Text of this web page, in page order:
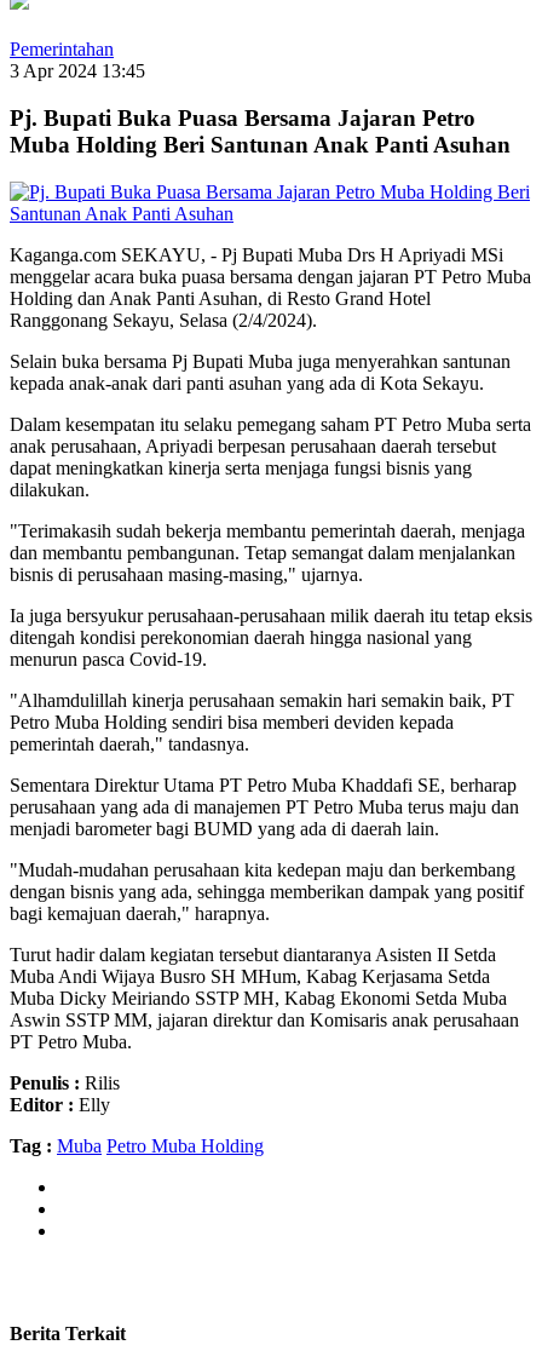
Pemerintahan
3 Apr 2024 13:45
Pj. Bupati Buka Puasa Bersama Jajaran Petro
Muba Holding Beri Santunan Anak Panti Asuhan
Kaganga.com SEKAYU, - Pj Bupati Muba Drs H Apriyadi MSi
menggelar acara buka puasa bersama dengan jajaran PT Petro Muba
Holding dan Anak Panti Asuhan, di Resto Grand Hotel
Ranggonang Sekayu, Selasa (2/4/2024).
Selain buka bersama Pj Bupati Muba juga menyerahkan santunan
kepada anak-anak dari panti asuhan yang ada di Kota Sekayu.
Dalam kesempatan itu selaku pemegang saham PT Petro Muba serta
anak perusahaan, Apriyadi berpesan perusahaan daerah tersebut
dapat meningkatkan kinerja serta menjaga fungsi bisnis yang
dilakukan.
"Terimakasih sudah bekerja membantu pemerintah daerah, menjaga
dan membantu pembangunan. Tetap semangat dalam menjalankan
bisnis di perusahaan masing-masing," ujarnya.
Ia juga bersyukur perusahaan-perusahaan milik daerah itu tetap eksis
ditengah kondisi perekonomian daerah hingga nasional yang
menurun pasca Covid-19.
"Alhamdulillah kinerja perusahaan semakin hari semakin baik, PT
Petro Muba Holding sendiri bisa memberi deviden kepada
pemerintah daerah," tandasnya.
Sementara Direktur Utama PT Petro Muba Khaddafi SE, berharap
perusahaan yang ada di manajemen PT Petro Muba terus maju dan
menjadi barometer bagi BUMD yang ada di daerah lain.
"Mudah-mudahan perusahaan kita kedepan maju dan berkembang
dengan bisnis yang ada, sehingga memberikan dampak yang positif
bagi kemajuan daerah," harapnya.
Turut hadir dalam kegiatan tersebut diantaranya Asisten II Setda
Muba Andi Wijaya Busro SH MHum, Kabag Kerjasama Setda
Muba Dicky Meiriando SSTP MH, Kabag Ekonomi Setda Muba
Aswin SSTP MM, jajaran direktur dan Komisaris anak perusahaan
PT Petro Muba.
Penulis : Rilis
Editor : Elly
Tag : Muba Petro Muba Holding
Berita Terkait